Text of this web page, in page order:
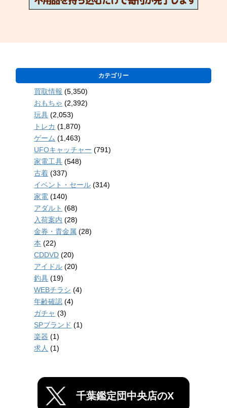
カテゴリー
買取情報 (5,350)
おもちゃ (2,392)
玩具 (2,053)
トレカ (1,870)
ゲーム (1,463)
UFOキャッチャー (791)
家電工具 (548)
古着 (337)
イベント・セール (314)
家電 (140)
アダルト (68)
入荷案内 (28)
金券・貴金属 (28)
本 (22)
CDDVD (20)
アイドル (20)
釣具 (19)
WEBチラシ (4)
年齢確認 (4)
ガチャ (3)
SPブランド (1)
楽器 (1)
求人 (1)
千葉鑑定団中央店のX